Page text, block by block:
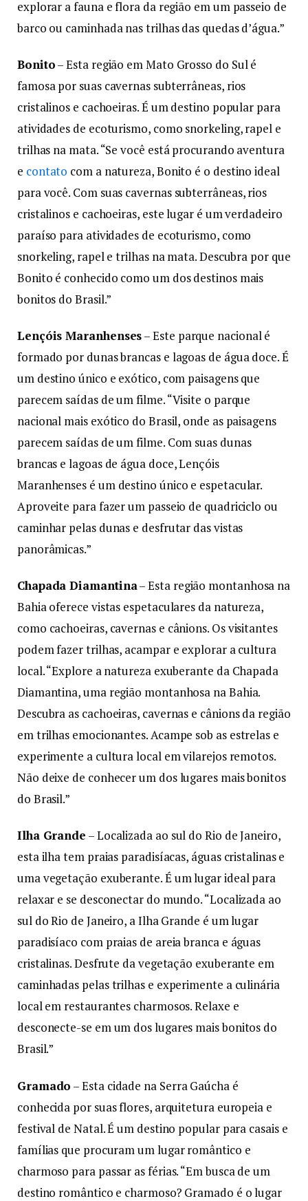
explorar a fauna e flora da região em um passeio de
barco ou caminhada nas trilhas das quedas d’água.”
Bonito– Esta região em Mato Grosso do Sul é
famosa por suas cavernas subterrâneas, rios
cristalinos e cachoeiras. É um destino popular para
atividades de ecoturismo, como snorkeling, rapel e
trilhas na mata. “Se você está procurando aventura
e contato com a natureza, Bonito é o destino ideal
para você. Com suas cavernas subterrâneas, rios
cristalinos e cachoeiras, este lugar é um verdadeiro
paraíso para atividades de ecoturismo, como
snorkeling, rapel e trilhas na mata. Descubra por que
Bonito é conhecido como um dos destinos mais
bonitos do Brasil.”
Lençóis Maranhenses– Este parque nacional é
formado por dunas brancas e lagoas de água doce. É
um destino único e exótico, com paisagens que
parecem saídas de um filme. “Visite o parque
nacional mais exótico do Brasil, onde as paisagens
parecem saídas de um filme. Com suas dunas
brancas e lagoas de água doce, Lençóis
Maranhenses é um destino único e espetacular.
Aproveite para fazer um passeio de quadriciclo ou
caminhar pelas dunas e desfrutar das vistas
panorâmicas.”
Chapada Diamantina– Esta região montanhosa na
Bahia oferece vistas espetaculares da natureza,
como cachoeiras, cavernas e cânions. Os visitantes
podem fazer trilhas, acampar e explorar a cultura
local. “Explore a natureza exuberante da Chapada
Diamantina, uma região montanhosa na Bahia.
Descubra as cachoeiras, cavernas e cânions da região
em trilhas emocionantes. Acampe sob as estrelas e
experimente a cultura local em vilarejos remotos.
Não deixe de conhecer um dos lugares mais bonitos
do Brasil.”
Ilha Grande – Localizada ao sul do Rio de Janeiro,
esta ilha tem praias paradisíacas, águas cristalinas e
uma vegetação exuberante. É um lugar ideal para
relaxar e se desconectar do mundo. “Localizada ao
sul do Rio de Janeiro, a Ilha Grande é um lugar
paradisíaco com praias de areia branca e águas
cristalinas. Desfrute da vegetação exuberante em
caminhadas pelas trilhas e experimente a culinária
local em restaurantes charmosos. Relaxe e
desconecte-se em um dos lugares mais bonitos do
Brasil.”
Gramado – Esta cidade na Serra Gaúcha é
conhecida por suas flores, arquitetura europeia e
festival de Natal. É um destino popular para casais e
famílias que procuram um lugar romântico e
charmoso para passar as férias. “Em busca de um
destino romântico e charmoso? Gramado é o lugar